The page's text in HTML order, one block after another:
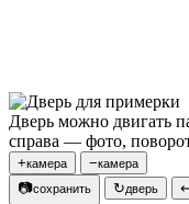
Дверь можно двигать
справа — фото,
+камера −камера
📷сохранить ↻дверь